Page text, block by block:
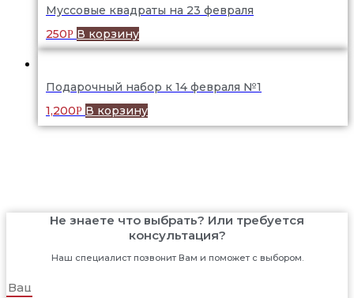
Муссовые квадраты на 23 февраля
250Р В корзину
Подарочный набор к 14 февраля №1
1,200Р В корзину
Не знаете что выбрать? Или требуется
консультация?
Наш специалист позвонит Вам и поможет с выбором.